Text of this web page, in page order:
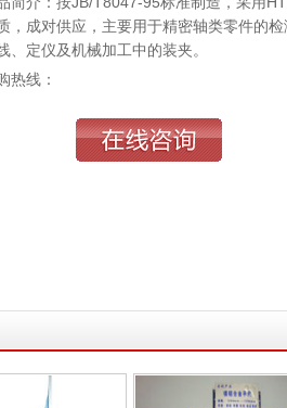
，成对供应，主要用于精密轴类零件的检
、定仪及机械加工中的装夹。
热线：